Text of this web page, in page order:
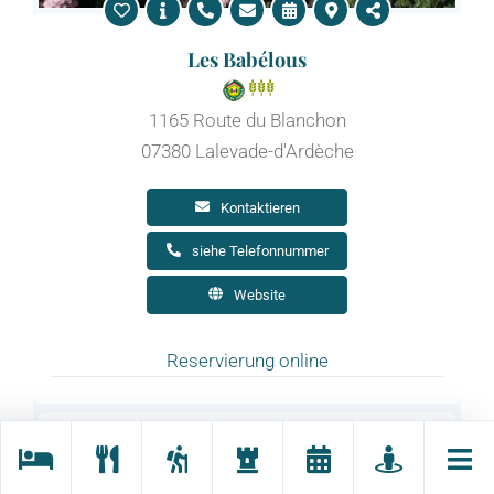
Gîte boisé près d'Aubenas en Ardèche
Kapazität : 5 Reisende · 2 Schlafzimmer
Les Babélous
1165 Route du Blanchon
07380 Lalevade-d'Ardèche
Kontaktieren
siehe Telefonnummer
Website
Reservierung online